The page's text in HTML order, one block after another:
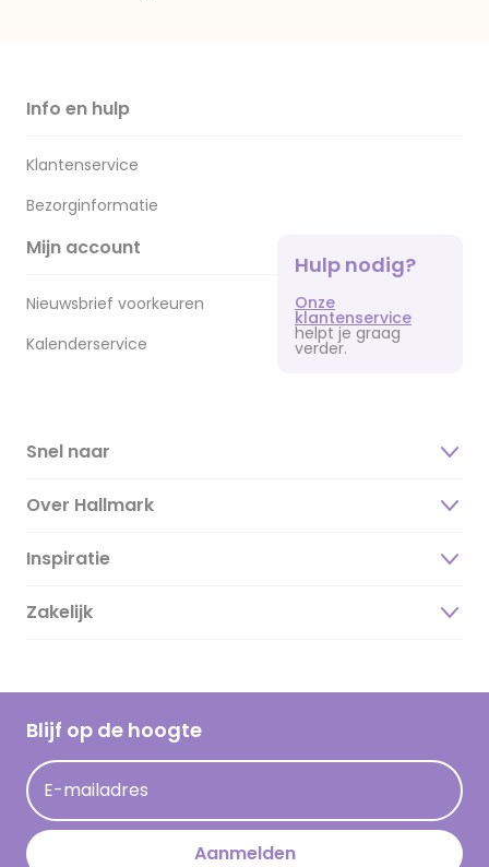
Info en hulp
Klantenservice
Bezorginformatie
Mijn account
Nieuwsbrief voorkeuren
Kalenderservice
Hulp nodig?
Onze
klantenservice
helpt je graag
verder.
Snel naar
Over Hallmark
Over ons
Duurzaamheid
Hallmark Kaartclub
Acties
Persberichten
Hallmark en Kinderpostzegels
Inspiratie
Magazine
Cadeau inspiratie
Kaartinspiratie
Zakelijk
Blijf op de hoogte
E-mailadres
Aanmelden